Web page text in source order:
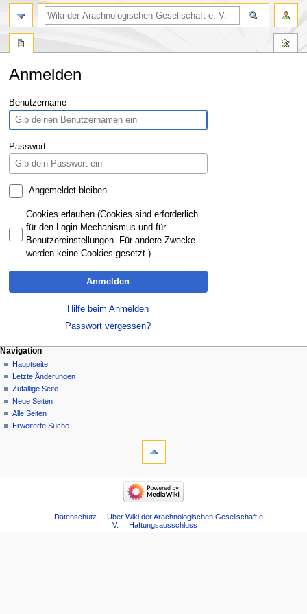
Anmelden
Zur
Navigation
springen
Zur
Suche
springen
Benutzername
Passwort
Angemeldet bleiben
Cookies erlauben (Cookies sind erforderlich
für den Login-Mechanismus und für
Benutzereinstellungen. Für andere Zwecke
werden keine Cookies gesetzt.)
Anmelden
Hilfe beim Anmelden
Passwort vergessen?
Navigation
Hauptseite
Letzte Änderungen
Zufällige Seite
Neue Seiten
Alle Seiten
Erweiterte Suche
Datenschutz
Über Wiki der Arachnologischen Gesellschaft e.
V.
Haftungsausschluss